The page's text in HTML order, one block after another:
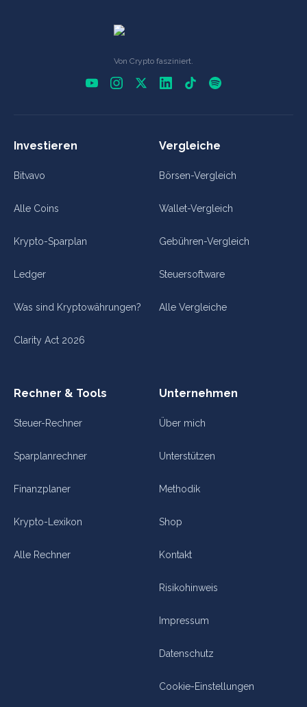
Von Crypto fasziniert.
Investieren
Bitvavo
Alle Coins
Krypto-Sparplan
Ledger
Was sind Kryptowährungen?
Clarity Act 2026
Vergleiche
Börsen-Vergleich
Wallet-Vergleich
Gebühren-Vergleich
Steuersoftware
Alle Vergleiche
Rechner & Tools
Steuer-Rechner
Sparplanrechner
Finanzplaner
Krypto-Lexikon
Alle Rechner
Unternehmen
Über mich
Unterstützen
Methodik
Shop
Kontakt
Risikohinweis
Impressum
Datenschutz
Cookie-Einstellungen